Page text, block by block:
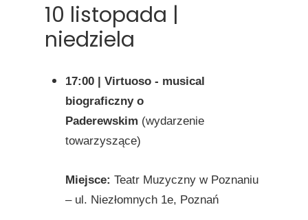
10 listopada |
niedziela
17:00 | Virtuoso - musical
biograficzny o
Paderewskim (wydarzenie
towarzyszące)
Miejsce: Teatr Muzyczny w Poznaniu
– ul. Niezłomnych 1e, Poznań